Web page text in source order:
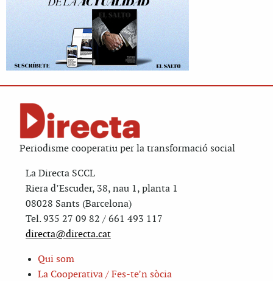
Periodisme cooperatiu per la transformació social
La Directa SCCL
Riera d’Escuder, 38, nau 1, planta 1
08028 Sants (Barcelona)
Tel. 935 27 09 82 / 661 493 117
directa@directa.cat
Qui som
La Cooperativa / Fes-te’n sòcia